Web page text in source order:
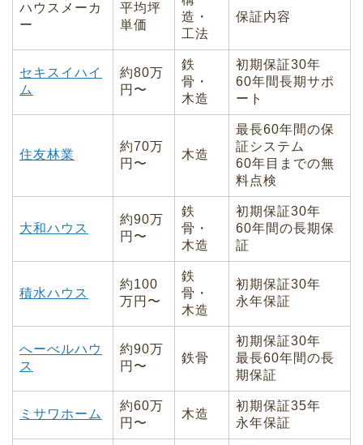
ハウスメーカ
ー
平均坪
単価
造・
工法
保証内容
セキスイハイ
ム
約80万
円〜
鉄
骨・
木造
初期保証30年
60年間長期サポ
ート
住友林業
約70万
円〜
木造
最長60年間の保
証システム
60年目までの無
料点検
大和ハウス
約90万
円〜
鉄
骨・
木造
初期保証30年
60年間の長期保
証
積水ハウス
約100
万円〜
鉄
骨・
木造
初期保証30年
永年保証
へーべルハウ
ス
約90万
円〜
鉄骨
初期保証30年
最長60年間の長
期保証
ミサワホーム
約60万
円〜
木造
初期保証35年
永年保証